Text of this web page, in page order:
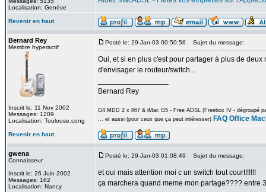
Localisation: Genève
Revenir en haut
Bernard Rey
Membre hyperactif
Inscrit le: 11 Nov 2002
Messages: 1209
Localisation: Toulouse.cong
Posté le: 29-Jan-03 00:50:56 Sujet du message:
Oui, et si en plus c'est pour partager à plus de
d'envisager le routeur/switch...
Bernard Rey
G4 MDD 2 x 867 & iMac G5 - Free ADSL (Freebox IV - dégroupé
... et aussi (pour ceux que ça peut intéresser) FAQ Office
Revenir en haut
gwena
Connaisseur
Inscrit le: 26 Juin 2002
Messages: 162
Localisation: Nancy
Posté le: 29-Jan-03 01:08:49 Sujet du message:
et oui mais attention moi c un switch tout court!!!!!!
ça marchera quand meme mon partage???? entre